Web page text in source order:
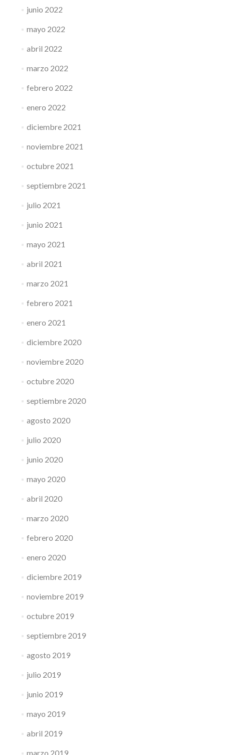
junio 2022
mayo 2022
abril 2022
marzo 2022
febrero 2022
enero 2022
diciembre 2021
noviembre 2021
octubre 2021
septiembre 2021
julio 2021
junio 2021
mayo 2021
abril 2021
marzo 2021
febrero 2021
enero 2021
diciembre 2020
noviembre 2020
octubre 2020
septiembre 2020
agosto 2020
julio 2020
junio 2020
mayo 2020
abril 2020
marzo 2020
febrero 2020
enero 2020
diciembre 2019
noviembre 2019
octubre 2019
septiembre 2019
agosto 2019
julio 2019
junio 2019
mayo 2019
abril 2019
marzo 2019